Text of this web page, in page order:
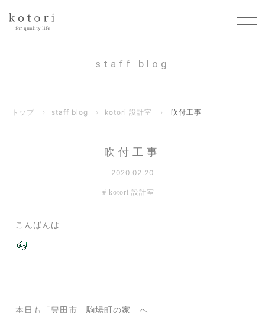
staff blog
トップ › staff blog › kotori 設計室 › 吹付工事
吹付工事
2020.02.20
kotori 設計室
こんばんは
本日も「豊田市 駒場町の家」へ